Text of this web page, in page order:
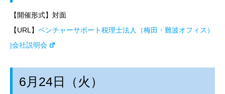
【開催形式】対面
【URL】 ベンチャーサポート税理士法人（梅田・難波オフィス）
|会社説明会
6月24日（火）